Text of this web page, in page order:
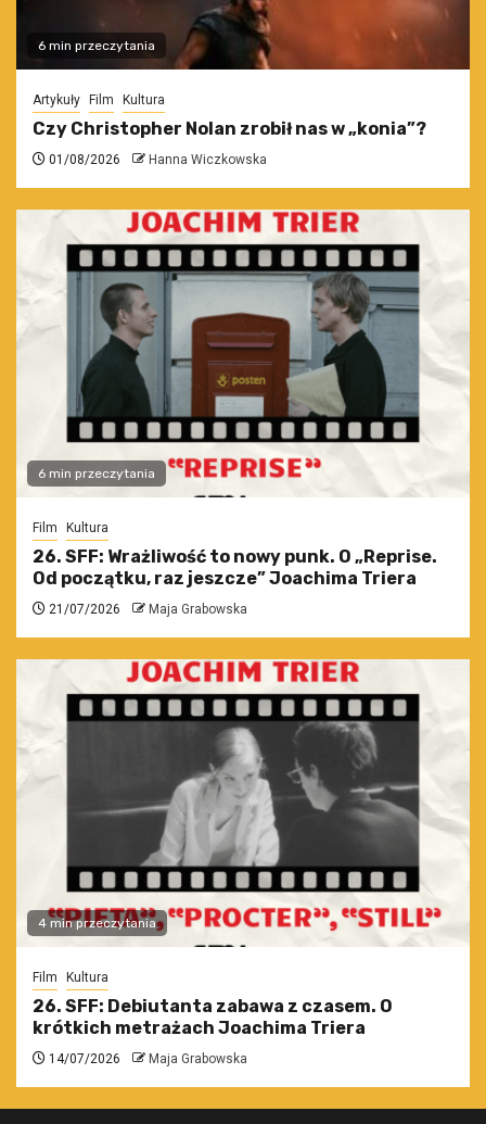
6 min przeczytania
Artykuły Film Kultura
Czy Christopher Nolan zrobił nas w „konia”?
01/08/2026 Hanna Wiczkowska
6 min przeczytania
Film Kultura
26. SFF: Wrażliwość to nowy punk. O „Reprise.
Od początku, raz jeszcze” Joachima Triera
21/07/2026 Maja Grabowska
4 min przeczytania
Film Kultura
26. SFF: Debiutanta zabawa z czasem. O
krótkich metrażach Joachima Triera
14/07/2026 Maja Grabowska